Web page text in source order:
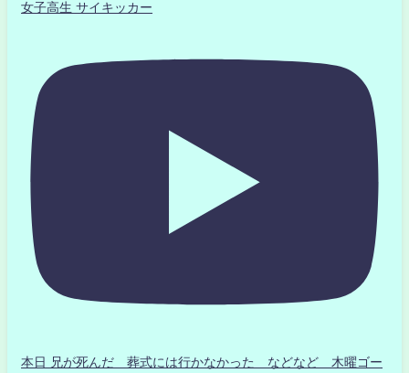
女子高生 サイキッカー
本日 兄が死んだ 葬式には行かなかった などなど 木曜ゴー